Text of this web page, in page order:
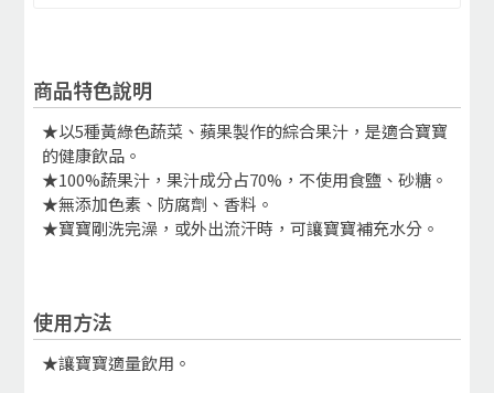
商品特色說明
★以5種黃綠色蔬菜、蘋果製作的綜合果汁，是適合寶寶
的健康飲品。
★100%蔬果汁，果汁成分占70%，不使用食鹽、砂糖。
★無添加色素、防腐劑、香料。
★寶寶剛洗完澡，或外出流汗時，可讓寶寶補充水分。
使用方法
★讓寶寶適量飲用。